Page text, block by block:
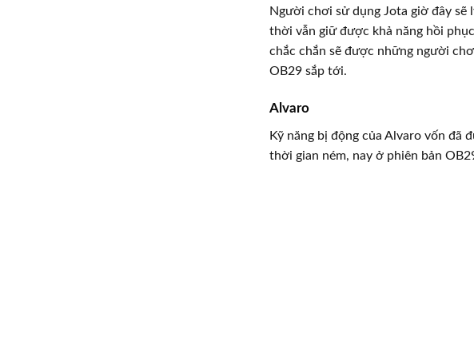
Người chơi sử dụng Jota giờ đây
thời vẫn giữ được khả năng hồi
chắc chắn sẽ được những người
OB29 sắp tới.
Alvaro
Kỹ năng bị động của Alvaro vốn
thời gian ném, nay ở phiên bản